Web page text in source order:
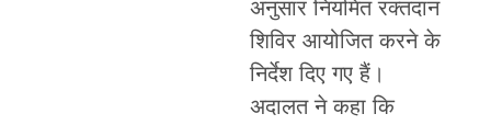
अनुसार नियमित रक्तदान
शिविर आयोजित करने के
निर्देश दिए गए हैं।
अदालत ने कहा कि